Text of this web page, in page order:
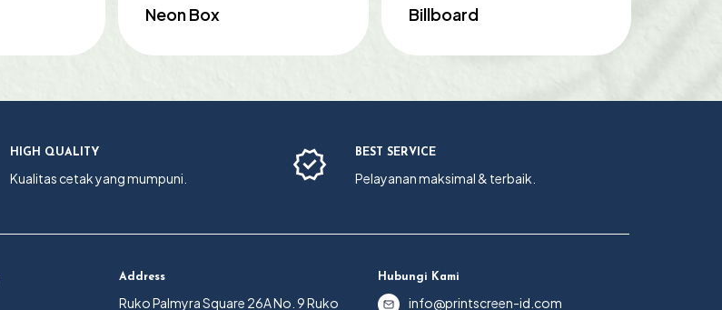
Neon Box Billboard
HIGH QUALITY
Kualitas cetak yang mumpuni.
BEST SERVICE
Pelayanan maksimal & terbaik.
Address
Ruko Palmyra Square 26A No. 9 Ruko
Hubungi Kami
info@printscreen-id.com